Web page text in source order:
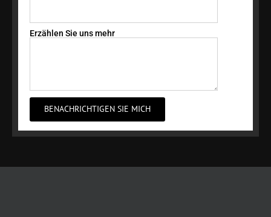
Erzählen Sie uns mehr
BENACHRICHTIGEN SIE MICH